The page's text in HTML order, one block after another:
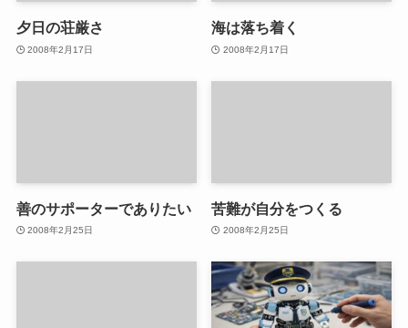
夕日の荘厳さ
2008年2月17日
海は落ち着く
2008年2月17日
善のサポーターでありたい
2008年2月25日
苦難が自分をつくる
2008年2月25日